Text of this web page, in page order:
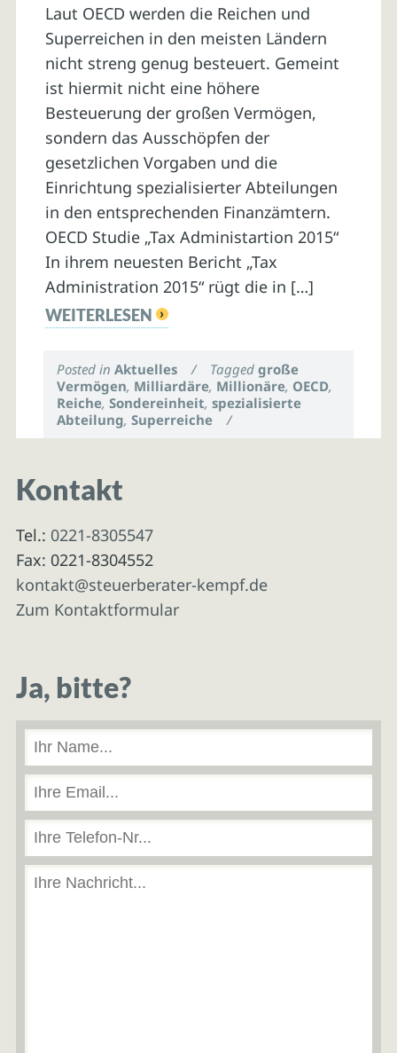
Laut OECD werden die Reichen und
Superreichen in den meisten Ländern
nicht streng genug besteuert. Gemeint
ist hiermit nicht eine höhere
Besteuerung der großen Vermögen,
sondern das Ausschöpfen der
gesetzlichen Vorgaben und die
Einrichtung spezialisierter Abteilungen
in den entsprechenden Finanzämtern.
OECD Studie „Tax Administartion 2015“
In ihrem neuesten Bericht „Tax
Administration 2015“ rügt die in […]
WEITERLESEN
Posted inAktuelles / Taggedgroße
Vermögen, Milliardäre, Millionäre, OECD,
Reiche,Sondereinheit,spezialisierte
Abteilung,Superreiche /
Kontakt
Tel.: 0221-8305547
Fax: 0221-8304552
kontakt@steuerberater-kempf.de
Zum Kontaktformular
Ja, bitte?